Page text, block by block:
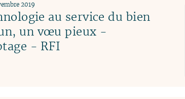
au service du bien
un vœu pieux -
- RFI
2019